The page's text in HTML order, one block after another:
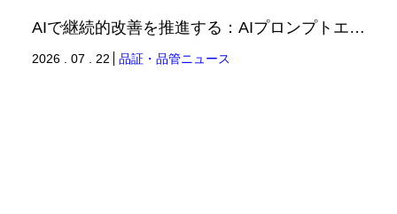
AIで継続的改善を推進する：AIプロンプトエンジニアリングへの品質思考の適用-2（品証品管ニュース）
2026 . 07 . 22 品証・品管ニュース